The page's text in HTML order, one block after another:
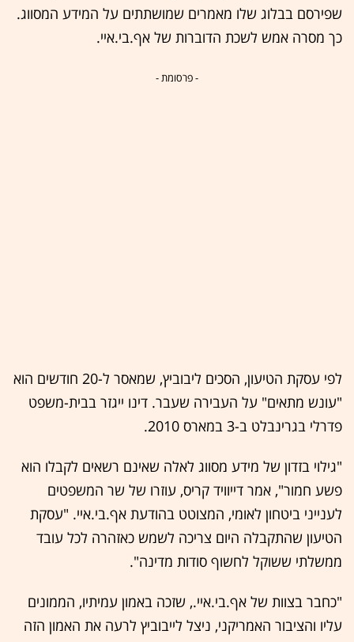
שפירסם בבלוג שלו מאמרים שמושתתים על המידע המסווג.
כך מסרה אמש לשכת הדוברות של אף.בי.איי.
- פרסומת -
לפי עסקת הטיעון, הסכים ליבוביץ, שמאסר ל-20 חודשים הוא
"עונש מתאים" על העבירה שעבר. דינו ייגזר בבית-משפט
פדרלי בגרינבלט ב-3 במארס 2010.
"גילוי בזדון של מידע מסווג לאלה שאינם רשאים לקבלו הוא
פשע חמור", אמר דייוויד קריס, עוזרו של שר המשפטים
לענייני ביטחון לאומי, המצוטט בהודעת אף.בי.איי. "עסקת
הטיעון שהתקבלה היום צריכה לשמש כאזהרה לכל עובד
ממשלתי ששוקל לחשוף סודות מדינה".
"כחבר בצוות של אף.בי.איי., שזכה באמון עמיתיו, הממונים
עליו והציבור האמריקני, ניצל לייבוביץ לרעה את האמון הזה